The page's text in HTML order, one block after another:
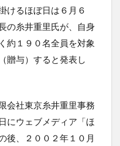
けるほぼ日は６月６
の糸井重里氏が、自身
約１９０名全員を対象
贈与）すると発表し
会社東京糸井重里事務
にウェブメディア「ほ
後、２００２年１０月